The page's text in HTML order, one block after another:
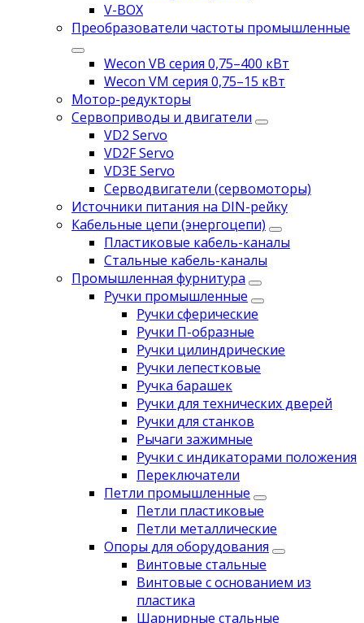
V-BOX
Преобразователи частоты промышленные
Wecon VB серия 0,75–400 кВт
Wecon VM серия 0,75–15 кВт
Мотор-редукторы
Сервоприводы и двигатели
VD2 Servo
VD2F Servo
VD3E Servo
Серводвигатели (сервомоторы)
Источники питания на DIN-рейку
Кабельные цепи (энергоцепи)
Пластиковые кабель-каналы
Стальные кабель-каналы
Промышленная фурнитура
Ручки промышленные
Ручки сферические
Ручки П-образные
Ручки цилиндрические
Ручки лепестковые
Ручка барашек
Ручки для технических дверей
Ручки для станков
Рычаги зажимные
Ручки с индикаторами положения
Переключатели
Петли промышленные
Петли пластиковые
Петли металлические
Опоры для оборудования
Винтовые стальные
Винтовые с основанием из
пластика
Шарнирные стальные